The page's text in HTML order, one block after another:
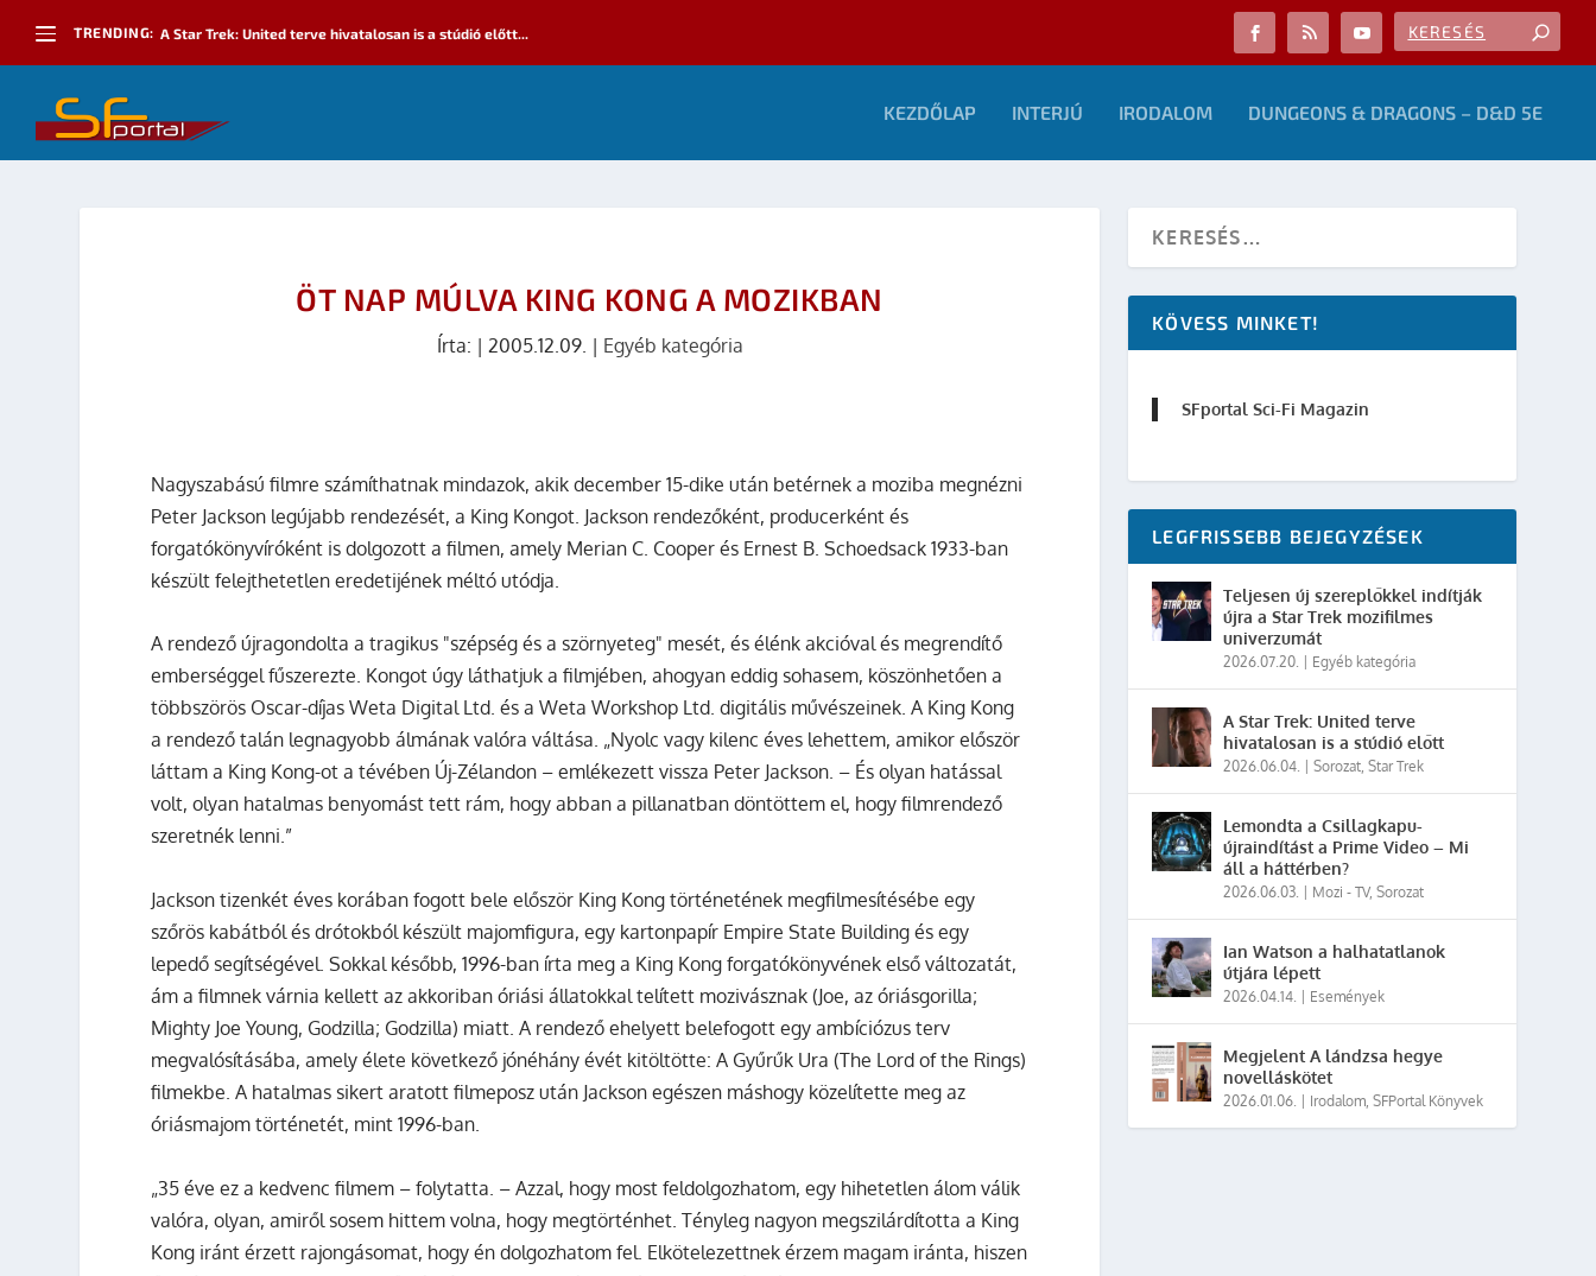
TRENDING: A Star Trek: United terve hivatalosan is a stúdió előtt...
KEZDŐLAP INTERJÚ IRODALOM DUNGEONS & DRAGONS – D&D 5E
ÖT NAP MÚLVA KING KONG A MOZIKBAN
Írta: | 2005.12.09. | Egyéb kategória
Nagyszabású filmre számíthatnak mindazok, akik december 15-dike után betérnek a moziba megnézni
Peter Jackson legújabb rendezését, a King Kongot. Jackson rendezőként, producerként és
forgatókönyvíróként is dolgozott a filmen, amely Merian C. Cooper és Ernest B. Schoedsack 1933-ban
készült felejthetetlen eredetijének méltó utódja.
A rendező újragondolta a tragikus "szépség és a szörnyeteg" mesét, és élénk akcióval és megrendítő
emberséggel fűszerezte. Kongot úgy láthatjuk a filmjében, ahogyan eddig sohasem, köszönhetően a
többszörös Oscar-díjas Weta Digital Ltd. és a Weta Workshop Ltd. digitális művészeinek.A King Kong
a rendező talán legnagyobb álmának valóra váltása. „Nyolc vagy kilenc éves lehettem, amikor először
láttam a King Kong-ot a tévében Új-Zélandon – emlékezett vissza Peter Jackson. – És olyan hatással
volt, olyan hatalmas benyomást tett rám, hogy abban a pillanatban döntöttem el, hogy filmrendező
szeretnék lenni.”
Jackson tizenkét éves korában fogott bele először King Kong történetének megfilmesítésébe egy
szőrös kabátból és drótokból készült majomfigura, egy kartonpapír Empire State Building és egy
lepedő segítségével. Sokkal később, 1996-ban írta meg a King Kong forgatókönyvének első változatát,
ám a filmnek várnia kellett az akkoriban óriási állatokkal telített mozivásznak (Joe, az óriásgorilla;
Mighty Joe Young, Godzilla; Godzilla) miatt. A rendező ehelyett belefogott egy ambíciózus terv
megvalósításába, amely élete következő jónéhány évét kitöltötte: A Gyűrűk Ura (The Lord of the Rings)
filmekbe. A hatalmas sikert aratott filmeposz után Jackson egészen máshogy közelítette meg az
óriásmajom történetét, mint 1996-ban.
„35 éve ez a kedvenc filmem – folytatta. – Azzal, hogy most feldolgozhatom, egy hihetetlen álom válik
valóra, olyan, amiről sosem hittem volna, hogy megtörténhet. Tényleg nagyon megszilárdította a King
Kong iránt érzett rajongásomat, hogy én dolgozhatom fel. Elkötelezettnek érzem magam iránta, hiszen
KÖVESS MINKET!
SFportal Sci-Fi Magazin
LEGFRISSEBB BEJEGYZÉSEK
Teljesen új szereplőkkel indítják
újra a Star Trek mozifilmes
univerzumát
2026.07.20. Egyéb kategória
A Star Trek: United terve
hivatalosan is a stúdió előtt
2026.06.04. |Sorozat,Star Trek
Lemondta a Csillagkapu-
újraindítást a Prime Video – Mi
áll a háttérben?
2026.06.03. Mozi - TV,Sorozat
Ian Watson a halhatatlanok
útjára lépett
2026.04.14. Események
Megjelent A lándzsa hegye
novelláskötet
2026.01.06. Irodalom,SFPortal Könyvek